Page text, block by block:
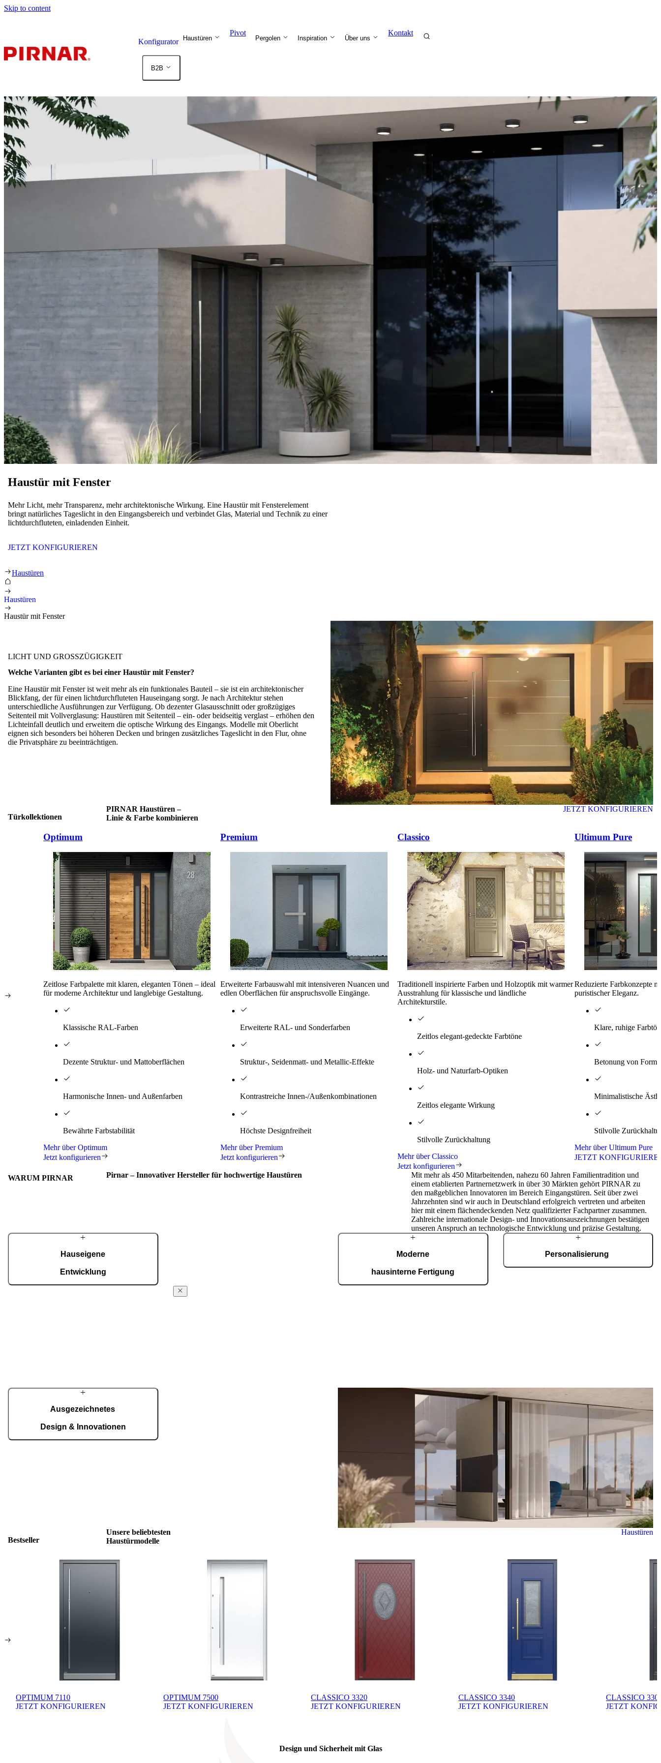
Skip to content
Konfigurator Haustüren
Pivot
Pergolen Inspiration Über uns
Kontakt
B2B
Haustür mit Fenster
Mehr Licht, mehr Transparenz, mehr architektonische Wirkung. Eine Haustür mit Fensterelement
bringt natürliches Tageslicht in den Eingangsbereich und verbindet Glas, Material und Technik zu einer
lichtdurchfluteten, einladenden Einheit.
JETZT KONFIGURIEREN
Haustür mit Fenster
Haustüren
Haustüren
Haustür mit Fenster
LICHT UND GROSSZÜGIGKEIT
Welche Varianten gibt es bei einer Haustür mit Fenster?
Eine Haustür mit Fenster ist weit mehr als ein funktionales Bauteil – sie ist ein architektonischer
Blickfang, der für einen lichtdurchfluteten Hauseingang sorgt. Je nach Architektur stehen
unterschiedliche Ausführungen zur Verfügung. Ob dezenter Glasausschnitt oder großzügiges
Seitenteil mit Vollverglasung: Haustüren mit Seitenteil – ein- oder beidseitig verglast – erhöhen den
Lichteinfall deutlich und erweitern die optische Wirkung des Eingangs. Modelle mit Oberlicht
eignen sich besonders bei höheren Decken und bringen zusätzliches Tageslicht in den Flur, ohne
die Privatsphäre zu beeinträchtigen.
Türkollektionen
PIRNAR Haustüren –
Linie & Farbe kombinieren
JETZT KONFIGURIEREN
Optimum
Zeitlose Farbpalette mit klaren, eleganten Tönen – ideal
für moderne Architektur und langlebige Gestaltung.
Klassische RAL-Farben
Dezente Struktur- und Mattoberflächen
Harmonische Innen- und Außenfarben
Bewährte Farbstabilität
Mehr über Optimum
Jetzt konfigurieren
Premium
Erweiterte Farbauswahl mit intensiveren Nuancen und
edlen Oberflächen für anspruchsvolle Eingänge.
Erweiterte RAL- und Sonderfarben
Struktur-, Seidenmatt- und Metallic-Effekte
Kontrastreiche Innen-/Außenkombinationen
Höchste Designfreiheit
Mehr über Premium
Jetzt konfigurieren
Classico
Traditionell inspirierte Farben und Holzoptik mit warmer
Ausstrahlung für klassische und ländliche
Architekturstile.
Zeitlos elegant-gedeckte Farbtöne
Holz- und Naturfarb-Optiken
Zeitlos elegante Wirkung
Stilvolle Zurückhaltung
Mehr über Classico
Jetzt konfigurieren
Ultimum Pure
Reduzierte Farbkonzepte
puristischer Eleganz.
Klare, ruhige
Betonung von Form
Minimalistische
Stilvolle
Mehr über Ultimum Pure
JETZT
WARUM PIRNAR Pirnar – Innovativer Hersteller für hochwertige Haustüren
Mit mehr als 450 Mitarbeitenden, nahezu 60 Jahren Familientradition und
einem etablierten Partnernetzwerk in über 30 Märkten gehört PIRNAR zu
den maßgeblichen Innovatoren im Bereich Eingangstüren. Seit über zwei
Jahrzehnten sind wir auch in Deutschland erfolgreich vertreten und arbeiten
hier mit einem flächendeckenden Netz qualifizierter Fachpartner zusammen.
Zahlreiche internationale Design- und Innovationsauszeichnungen bestätigen
unseren Anspruch an technologische Entwicklung und präzise Gestaltung.
Hauseigene
Entwicklung
Ausgezeichnetes
Design & Innovationen
Moderne
hausinterne Fertigung
Personalisierung
Bestseller
Unsere beliebtesten
Haustürmodelle
Haustüren
OPTIMUM 7110
JETZT KONFIGURIEREN
OPTIMUM 7500
JETZT KONFIGURIEREN
CLASSICO 3320
JETZT KONFIGURIEREN
CLASSICO 3340
JETZT KONFIGURIEREN
CLASSICO
JETZT
Design und Sicherheit mit Glas